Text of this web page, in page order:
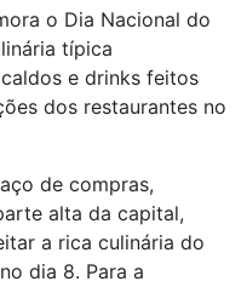
o Dia Nacional do
típica
e drinks feitos
dos restaurantes no
de compras,
alta da capital,
a rica culinária do
dia 8. Para a